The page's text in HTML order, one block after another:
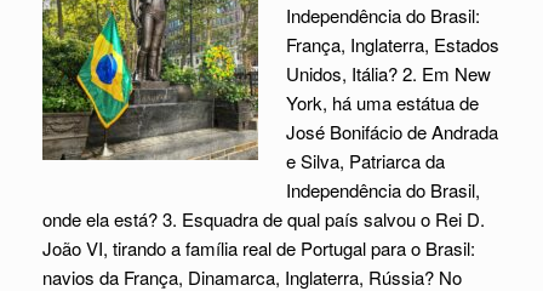
Independência do Brasil:
França, Inglaterra, Estados
Unidos, Itália? 2. Em New
York, há uma estátua de
José Bonifácio de Andrada
e Silva, Patriarca da
Independência do Brasil,
onde ela está? 3. Esquadra de qual país salvou o Rei D.
João VI, tirando a família real de Portugal para o Brasil:
navios da França, Dinamarca, Inglaterra, Rússia? No